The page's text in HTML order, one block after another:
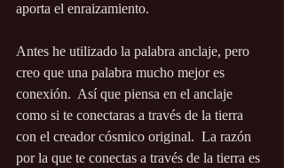
aporta el enraizamiento.
Antes he utilizado la palabra anclaje, pero
creo que una palabra mucho mejor es
conexión.  Así que piensa en el anclaje
como si te conectaras a través de la tierra
con el creador cósmico original.  La razón
por la que te conectas a través de la tierra es